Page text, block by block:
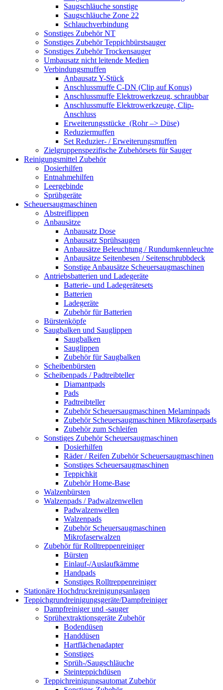
Saugschläuche sonstige
Saugschläuche Zone 22
Schlauchverbindung
Sonstiges Zubehör NT
Sonstiges Zubehör Teppichbürstsauger
Sonstiges Zubehör Trockensauger
Umbausatz nicht leitende Medien
Verbindungsmuffen
Anbausatz Y-Stück
Anschlussmuffe C-DN (Clip auf Konus)
Anschlussmuffe Elektrowerkzeug, schraubbar
Anschlussmuffe Elektrowerkzeuge, Clip-
Anschluss
Erweiterungsstücke (Rohr –> Düse)
Reduziermuffen
Set Reduzier- / Erweiterungsmuffen
Zielgruppenspezifische Zubehörsets für Sauger
Reinigungsmittel Zubehör
Dosierhilfen
Entnahmehilfen
Leergebinde
Sprühgeräte
Scheuersaugmaschinen
Abstreiflippen
Anbausätze
Anbausatz Dose
Anbausatz Sprühsaugen
Anbausätze Beleuchtung / Rundumkennleuchte
Anbausätze Seitenbesen / Seitenschrubbdeck
Sonstige Anbausätze Scheuersaugmaschinen
Antriebsbatterien und Ladegeräte
Batterie- und Ladegerätesets
Batterien
Ladegeräte
Zubehör für Batterien
Bürstenköpfe
Saugbalken und Sauglippen
Saugbalken
Sauglippen
Zubehör für Saugbalken
Scheibenbürsten
Scheibenpads / Padtreibteller
Diamantpads
Pads
Padtreibteller
Zubehör Scheuersaugmaschinen Melaminpads
Zubehör Scheuersaugmaschinen Mikrofaserpads
Zubehör zum Schleifen
Sonstiges Zubehör Scheuersaugmaschinen
Dosierhilfen
Räder / Reifen Zubehör Scheuersaugmaschinen
Sonstiges Scheuersaugmaschinen
Teppichkit
Zubehör Home-Base
Walzenbürsten
Walzenpads / Padwalzenwellen
Padwalzenwellen
Walzenpads
Zubehör Scheuersaugmaschinen
Mikrofaserwalzen
Zubehör für Rolltreppenreiniger
Bürsten
Einlauf-/Auslaufkämme
Handpads
Sonstiges Rolltreppenreiniger
Stationäre Hochdruckreinigungsanlagen
Teppichgrundreinigungsgeräte/Dampfreiniger
Dampfreiniger und -sauger
Sprühextraktionsgeräte Zubehör
Bodendüsen
Handdüsen
Hartflächenadapter
Sonstiges
Sprüh-/Saugschläuche
Steinteppichdüsen
Teppichreinigungsautomat Zubehör